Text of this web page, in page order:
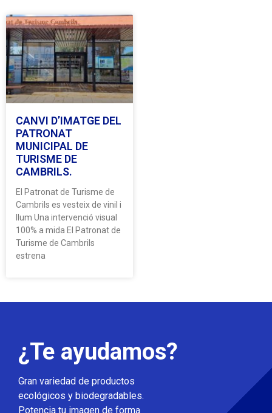
CANVI D’IMATGE DEL
PATRONAT
MUNICIPAL DE
TURISME DE
CAMBRILS.
El Patronat de Turisme de
Cambrils es vesteix de vinil i
llum Una intervenció visual
100% a mida El Patronat de
Turisme de Cambrils
estrena
¿Te ayudamos?
Gran variedad de productos
ecológicos y biodegradables.
Potencia tu imagen de forma